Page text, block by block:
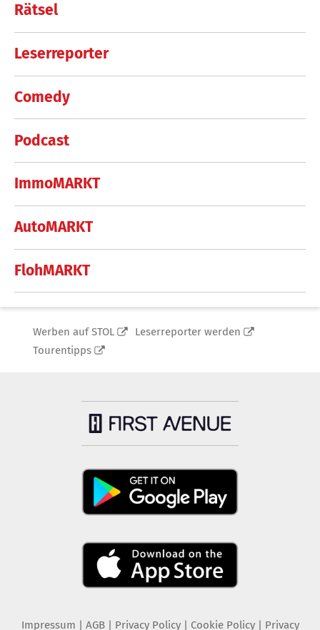
Rätsel
Leserreporter
Comedy
Podcast
ImmoMARKT
AutoMARKT
FlohMARKT
Werben auf STOL
Leserreporter werden
Tourentipps
Impressum AGB Privacy Policy| Cookie Policy| Privacy